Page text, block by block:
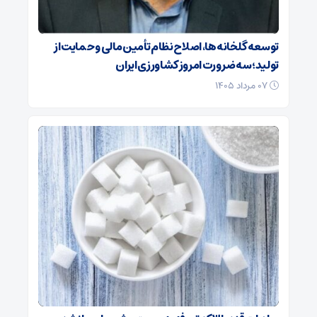
توسعه گلخانه‌ها، اصلاح نظام تأمین مالی و حمایت از
تولید؛ سه ضرورت امروز کشاورزی ایران